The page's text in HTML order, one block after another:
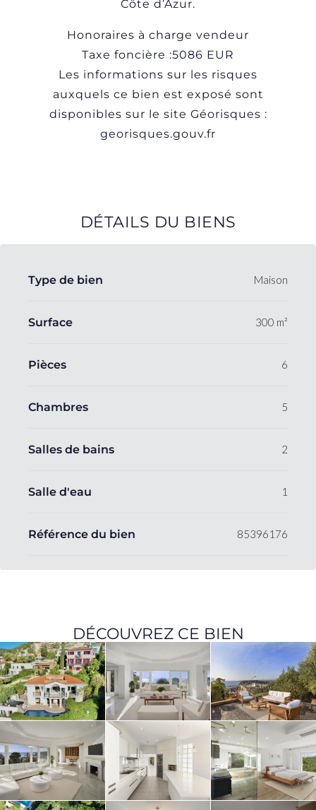
Côte d’Azur.
Honoraires à charge vendeur
Taxe foncière :5086 EUR
Les informations sur les risques
auxquels ce bien est exposé sont
disponibles sur le site Géorisques :
georisques.gouv.fr
DÉTAILS DU BIENS
Type de bien Maison
Surface 300 m²
Pièces 6
Chambres 5
Salles de bains 2
Salle d'eau 1
Référence du bien 85396176
DÉCOUVREZ CE BIEN